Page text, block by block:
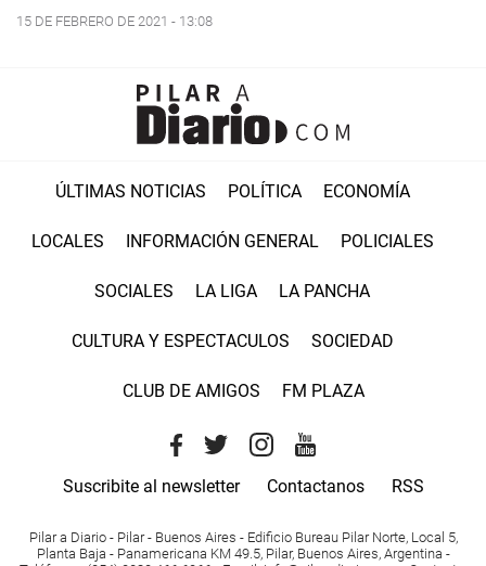
15 DE FEBRERO DE 2021 - 13:08
ÚLTIMAS NOTICIAS POLÍTICA ECONOMÍA
LOCALES INFORMACIÓN GENERAL POLICIALES
SOCIALES LA LIGA LA PANCHA
CULTURA Y ESPECTACULOS SOCIEDAD
CLUB DE AMIGOS FM PLAZA
Suscribite al newsletter Contactanos RSS
Pilar a Diario - Pilar - Buenos Aires - Edificio Bureau Pilar Norte, Local 5,
Planta Baja - Panamericana KM 49.5, Pilar, Buenos Aires, Argentina -